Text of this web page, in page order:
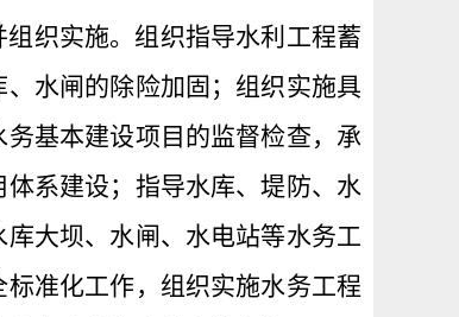
织实施。组织指导水利工程蓄
水闸的除险加固；组织实施具
基本建设项目的监督检查，承
系建设；指导水库、堤防、水
大坝、水闸、水电站等水务工
准化工作，组织实施水务工程